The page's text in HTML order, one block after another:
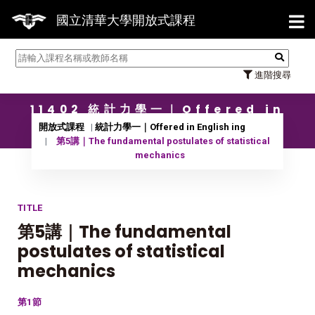
國立清華大學開放式課程
進階搜尋
【
11402 統計力學一｜Offered in
English ing
開放式課程
統計力學一｜Offered in English ing
第5講｜The fundamental postulates of statistical
mechanics
TITLE
第5講｜The fundamental
postulates of statistical
mechanics
第1節